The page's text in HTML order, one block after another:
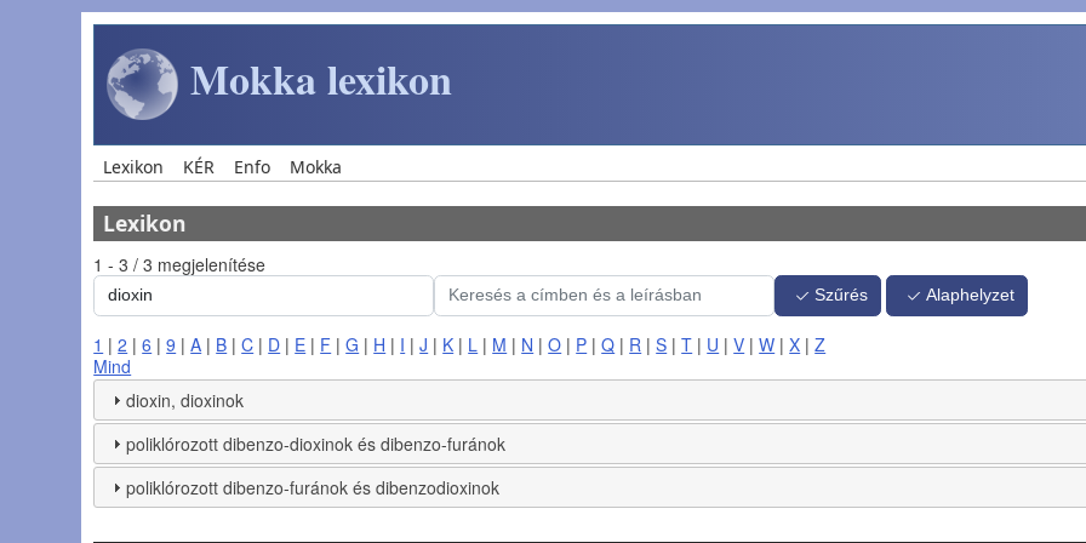
Ugrás a tartalomra
Mokka lexikon
Main navigation
Lexikon KÉR Enfo Mokka
Lexikon
1 - 3 / 3 megjelenítése
Szűrés Alaphelyzet
1 |2 |6 |9 |A | B |C | D | E | F |G | H | I |J | K | L | M | N |O | P |Q | R |S |T | U |V |W |X |Z
Mind
dioxin, dioxinok
poliklórozott dibenzo-dioxinok és dibenzo-furánok
poliklórozott dibenzo-furánok és dibenzodioxinok